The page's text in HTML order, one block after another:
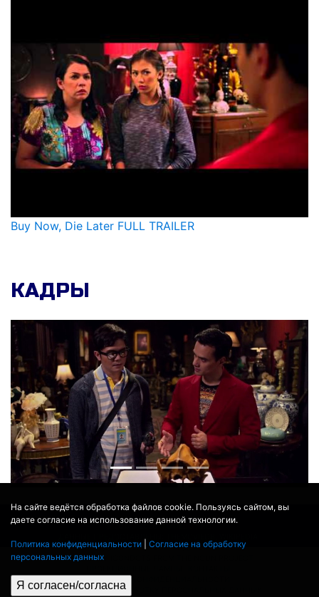
На сайте ведётся обработка файлов cookie. Пользуясь сайтом, вы
даете согласие на использование данной технологии.
Политика конфиденциальности
Согласие на обработку
персональных данных
Я согласен/согласна
Buy Now, Die Later FULL TRAILER
КАДРЫ
© 2017 - 2026 MOVIE
ДАННЫЕ ПРЕДОСТАВЛЕНЫ:
ПЕРЕВЕДЕНО СЕРВИСОМЯНДЕКС.ПЕРЕВОД
THEATER BY ICONDOTS FROM THE NOUN PROJECT
СОГЛАСИЕ НА ОБРАБОТКУ ПЕРСОНАЛЬНЫХ ДАННЫХ